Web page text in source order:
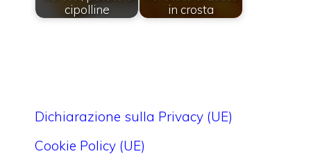
cipolline
in crosta
Dichiarazione sulla Privacy (UE)
Cookie Policy (UE)